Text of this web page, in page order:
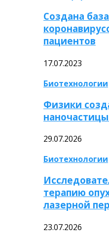
Создана
пациентов
17.07.2023
Биотехнологии
Физики
29.07.2026
Биотехнологии
терапию
лазерной
23.07.2026